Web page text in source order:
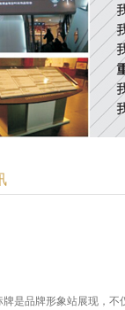
品牌形象站展现，不仅